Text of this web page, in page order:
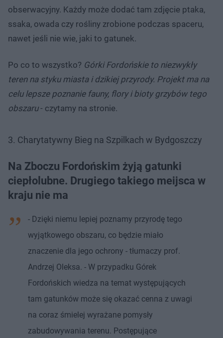
obserwacyjny. Każdy może dodać tam zdjęcie ptaka,
ssaka, owada czy rośliny zrobione podczas spaceru,
nawet jeśli nie wie, jaki to gatunek.
Po co to wszystko? Górki Fordońskie to niezwykły
teren na styku miasta i dzikiej przyrody. Projekt ma na
celu lepsze poznanie fauny, flory i bioty grzybów tego
obszaru- czytamy na stronie.
3. Charytatywny Bieg na Szpilkach w Bydgoszczy
Na Zboczu Fordońskim żyją gatunki
ciepłolubne. Drugiego takiego meijsca w
kraju nie ma
- Dzięki niemu lepiej poznamy przyrodę tego
wyjątkowego obszaru, co będzie miało
znaczenie dla jego ochrony - tłumaczy prof.
Andrzej Oleksa. - W przypadku Górek
Fordońskich wiedza na temat występujących
tam gatunków może się okazać cenna z uwagi
na coraz śmielej wyrażane pomysły
zabudowywania terenu. Postępujące